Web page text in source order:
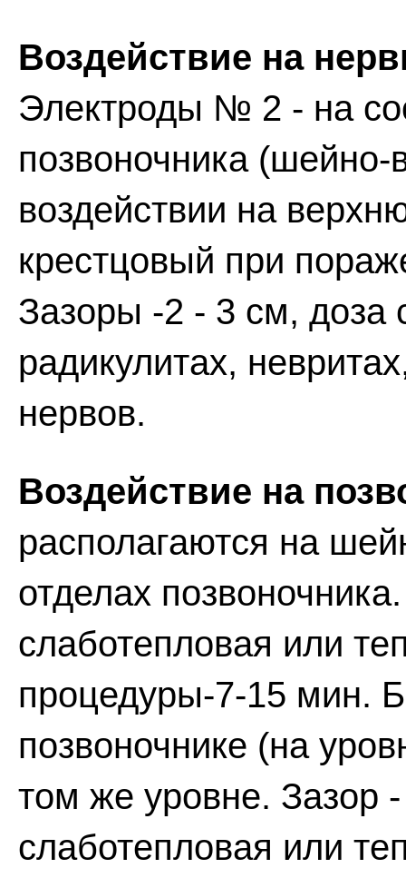
Воздействие на
Электроды № 2 - на
позвоночника (шейно-
воздействии на
крестцовый при
Зазоры -2 - 3 см, доза
радикулитах,
нервов.
Воздействие на
располагаются на
отделах
слаботепловая или
процедуры-7-15 мин.
позвоночнике (на
том же уровне. Зазор
слаботепловая или